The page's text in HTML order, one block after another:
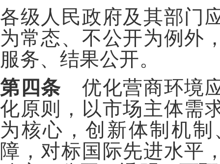
各级人民政府及其部门
为常态、不公开为例外
服务、结果公开。
第四条 优化营商环境
化原则，以市场主体需
为核心，创新体制机
障，对标国际先进水平